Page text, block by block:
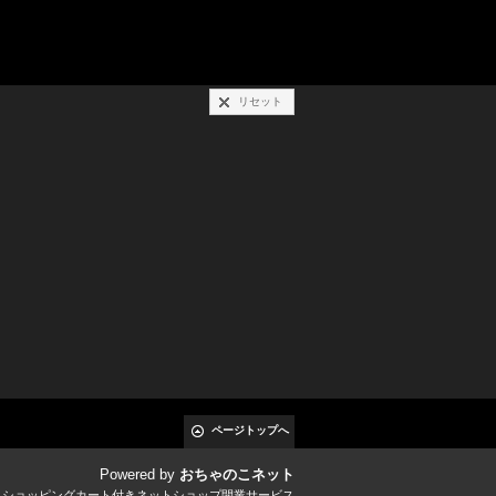
リセット
ページトップへ
Powered by おちゃのこネット